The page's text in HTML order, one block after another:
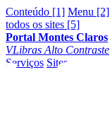
Conteúdo [1] Menu [2]
todos os sites [5]
Portal Montes Claros
VLibras Alto Contraste
Serviços Sites